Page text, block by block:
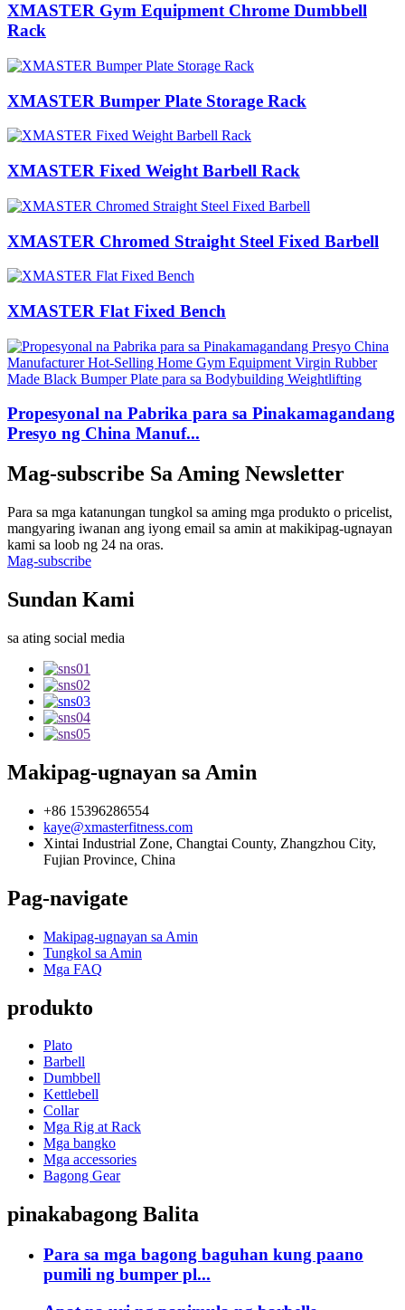
XMASTER Gym Equipment Chrome Dumbbell
Rack
XMASTER Bumper Plate Storage Rack
XMASTER Fixed Weight Barbell Rack
XMASTER Chromed Straight Steel Fixed Barbell
XMASTER Flat Fixed Bench
Propesyonal na Pabrika para sa Pinakamagandang
Presyo ng China Manuf...
Mag-subscribe Sa Aming Newsletter
Para sa mga katanungan tungkol sa aming mga produkto o pricelist,
mangyaring iwanan ang iyong email sa amin at makikipag-ugnayan
kami sa loob ng 24 na oras.
Mag-subscribe
Sundan Kami
sa ating social media
Makipag-ugnayan sa Amin
+86 15396286554
kaye@xmasterfitness.com
Xintai Industrial Zone, Changtai County, Zhangzhou City,
Fujian Province, China
Pag-navigate
Makipag-ugnayan sa Amin
Tungkol sa Amin
Mga FAQ
produkto
Plato
Barbell
Dumbbell
Kettlebell
Collar
Mga Rig at Rack
Mga bangko
Mga accessories
Bagong Gear
pinakabagong Balita
Para sa mga bagong baguhan kung paano
pumili ng bumper pl...